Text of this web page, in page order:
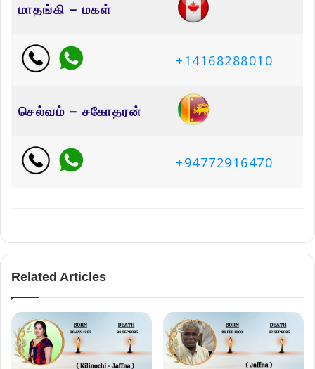
மாதங்கி – மகள்
+14168288010
செல்வம் – சகோதரன்
+94772916470
Related Articles